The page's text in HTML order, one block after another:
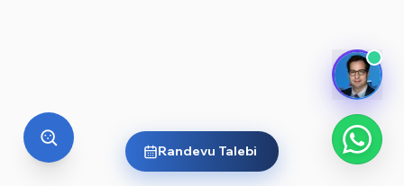
Randevu Talebi